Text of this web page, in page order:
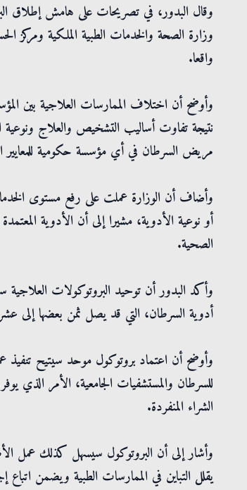
وقال البدور، في تصريحات على هامش إطلاق
واقعا.
وأوضح أن اختلاف الممارسات العلاجية بين
نتيجة تفاوت أساليب التشخيص والعلاج
مريض السرطان في أي مؤسسة حكومية للمعايير
وأضاف أن الوزارة عملت على رفع مستوى
أو نوعية الأدوية، مشيرا إلى أن الأدوية
الصحية.
وأكد البدور أن توحيد البروتوكولات
أدوية السرطان، التي قد يصل ثمن بعضها إلى
وأوضح أن اعتماد بروتوكول موحد سيتيح تنفيذ
للسرطان والمستشفيات الجامعية، الأمر الذي
الشراء المنفردة.
وأشار إلى أن البروتوكول سيسهل كذلك عمل
يقلل التباين في الممارسات الطبية ويضمن